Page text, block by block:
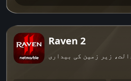
Raven 2
زیر زمین کی بیداری